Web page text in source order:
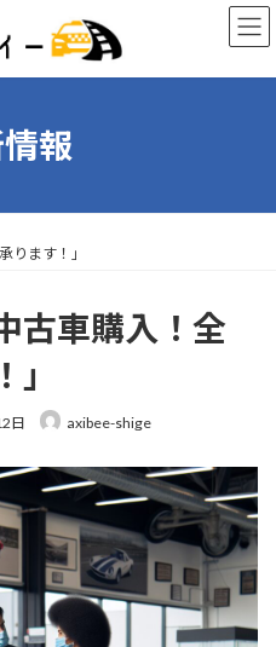
報
ります！」
古車購入！全
日 axibee-shige